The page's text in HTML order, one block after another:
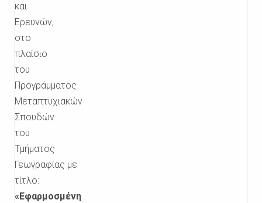
και
Ερευνών,
στο
πλαίσιο
του
Προγράμματος
Μεταπτυχιακών
Σπουδών
του
Τμήματος
Γεωγραφίας με
τίτλο:
«Εφαρμοσμένη